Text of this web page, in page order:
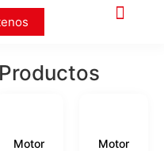
Motor
Motor